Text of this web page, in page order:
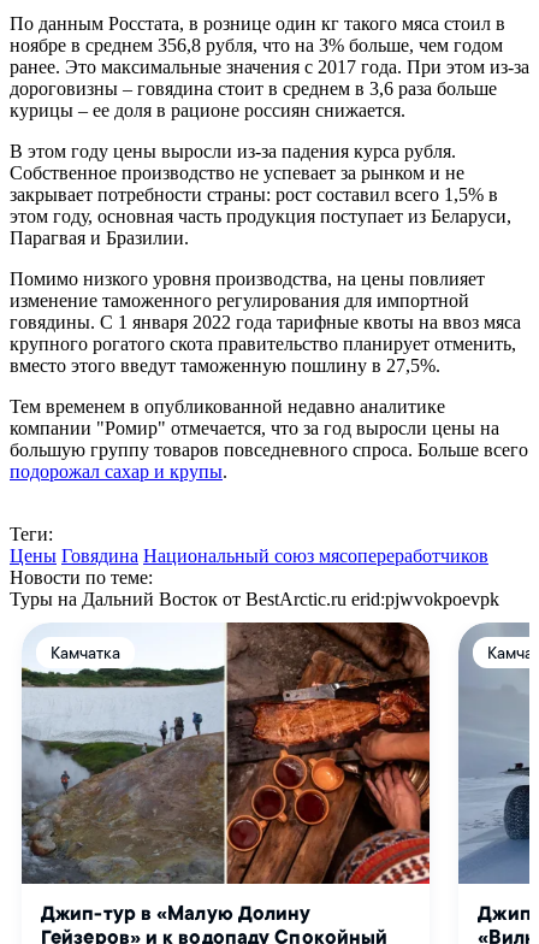
По данным Росстата, в рознице один кг такого мяса стоил в
ноябре в среднем 356,8 рубля, что на 3% больше, чем годом
ранее. Это максимальные значения с 2017 года. При этом из-за
дороговизны – говядина стоит в среднем в 3,6 раза больше
курицы – ее доля в рационе россиян снижается.
В этом году цены выросли из-за падения курса рубля.
Собственное производство не успевает за рынком и не
закрывает потребности страны: рост составил всего 1,5% в
этом году, основная часть продукция поступает из Беларуси,
Парагвая и Бразилии.
Помимо низкого уровня производства, на цены повлияет
изменение таможенного регулирования для импортной
говядины. С 1 января 2022 года тарифные квоты на ввоз мяса
крупного рогатого скота правительство планирует отменить,
вместо этого введут таможенную пошлину в 27,5%.
Тем временем в опубликованной недавно аналитике
компании "Ромир" отмечается, что за год выросли цены на
большую группу товаров повседневного спроса. Больше всего
подорожал сахар и крупы.
Теги:
Цены Говядина Национальный союз мясопереработчиков
Новости по теме:
Туры на Дальний Восток от BestArctic.ru erid:pjwvokpoevpk